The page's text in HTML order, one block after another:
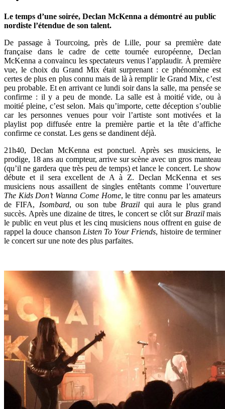
Le temps d’une soirée, Declan McKenna a démontré au public
nordiste l’étendue de son talent.
De passage à Tourcoing, près de Lille, pour sa première date
française dans le cadre de cette tournée européenne, Declan
McKenna a convaincu les spectateurs venus l’applaudir. À première
vue, le choix du Grand Mix était surprenant : ce phénomène est
certes de plus en plus connu mais de là à remplir le Grand Mix, c’est
peu probable. Et en arrivant ce lundi soir dans la salle, ma pensée se
confirme : il y a peu de monde. La salle est à moitié vide, ou à
moitié pleine, c’est selon. Mais qu’importe, cette déception s’oublie
car les personnes venues pour voir l’artiste sont motivées et la
playlist pop diffusée entre la première partie et la tête d’affiche
confirme ce constat. Les gens se dandinent déjà.
21h40, Declan McKenna est ponctuel. Après ses musiciens, le
prodige, 18 ans au compteur, arrive sur scène avec un gros manteau
(qu’il ne gardera que très peu de temps) et lance le concert. Le show
débute et il sera excellent de A à Z. Declan McKenna et ses
musiciens nous assaillent de singles entêtants comme l’ouverture
The Kids Don’t Wanna Come Home, le titre connu par les amateurs
de FIFA, Isombard, ou son tubeBrazil qui aura le plus grand
succès. Après une dizaine de titres, le concert se clôt sur Brazilmais
le public en veut plus et les cinq musiciens nous offrent en guise de
rappel la douce chanson Listen To Your Friends, histoire de terminer
le concert sur une note des plus parfaites.